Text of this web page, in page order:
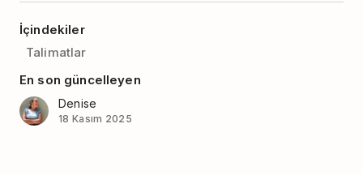
İçindekiler
Talimatlar
En son güncelleyen
Denise
18 Kasım 2025